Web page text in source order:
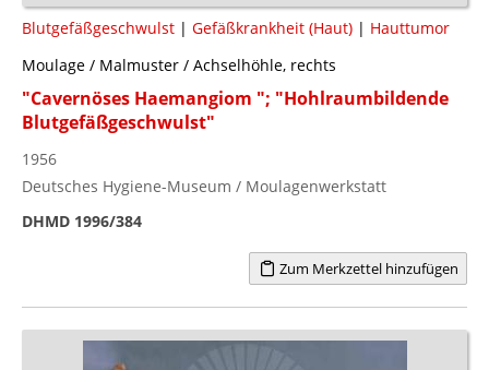
Blutgefäßgeschwulst | Gefäßkrankheit (Haut) | Hauttumor
Moulage / Malmuster / Achselhöhle, rechts
"Cavernöses Haemangiom "; "Hohlraumbildende
Blutgefäßgeschwulst"
1956
Deutsches Hygiene-Museum / Moulagenwerkstatt
DHMD 1996/384
Zum Merkzettel hinzufügen